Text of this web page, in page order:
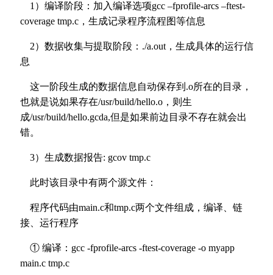
1）编译阶段：加入编译选项gcc –fprofile-arcs –ftest-
coverage tmp.c，生成记录程序流程图等信息
2）数据收集与提取阶段：./a.out，生成具体的运行信
息
这一阶段生成的数据信息自动保存到.o所在的目录，
也就是说如果存在/usr/build/hello.o，则生
成/usr/build/hello.gcda,但是如果前边目录不存在就会出
错。
3）生成数据报告: gcov tmp.c
此时该目录中有两个源文件：
程序代码由main.c和tmp.c两个文件组成，编译、链
接、运行程序
① 编译：gcc -fprofile-arcs -ftest-coverage -o myapp
main.c tmp.c